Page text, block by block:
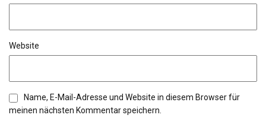
Website
Name, E-Mail-Adresse und Website in diesem Browser für
meinen nächsten Kommentar speichern.